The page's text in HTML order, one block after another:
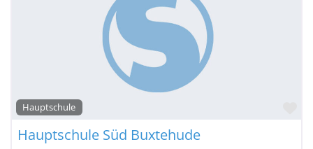
Hauptschule
Hauptschule Süd Buxtehude